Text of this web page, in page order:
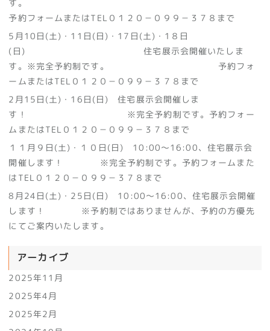
す。
予約フォームまたはTEL０１２０－０９９－３７８まで
5月10日(土)・11日(日)・17日(土)・1８日
(日) 住宅展示会開催いたしま
す。※完全予約制です。 予約フォ
ームまたはTEL０１２０－０９９－３７８まで
2月15日(土)・16日(日) 住宅展示会開催しま
す！ ※完全予約制です。予約フォー
ムまたはTEL０１２０－０９９－３７８まで
１１月９日(土)・１０日(日) 10:00～16:00、住宅展示会
開催します！ ※完全予約制です。予約フォームまた
はTEL０１２０－０９９－３７８まで
8月24日(土)・25日(日) 10:00～16:00、住宅展示会開催
します！ ※予約制ではありませんが、予約の方優先
にてご案内いたします。
アーカイブ
2025年11月
2025年4月
2025年2月